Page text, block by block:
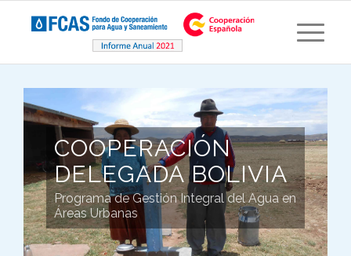
COOPERACIÓN
DELEGADA BOLIVIA
Programa de Gestión Integral del Agua en
Áreas Urbanas